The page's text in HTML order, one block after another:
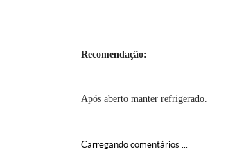
Recomendação:
Após aberto manter refrigerado.
Carregando comentários ...